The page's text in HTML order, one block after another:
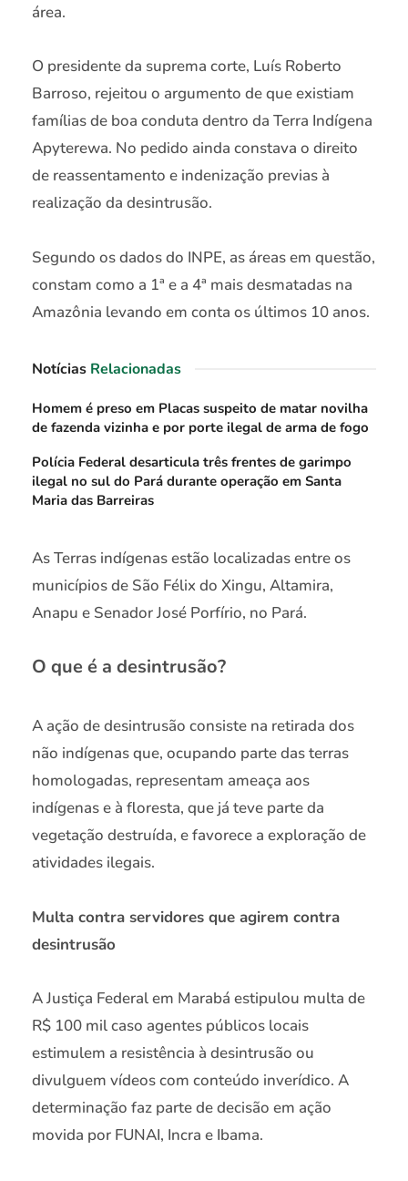
área.
O presidente da suprema corte, Luís Roberto
Barroso, rejeitou o argumento de que existiam
famílias de boa conduta dentro da Terra Indígena
Apyterewa. No pedido ainda constava o direito
de reassentamento e indenização previas à
realização da desintrusão.
Segundo os dados do INPE, as áreas em questão,
constam como a 1ª e a 4ª mais desmatadas na
Amazônia levando em conta os últimos 10 anos.
Notícias Relacionadas
Homem é preso em Placas suspeito de matar novilha
de fazenda vizinha e por porte ilegal de arma de fogo
Polícia Federal desarticula três frentes de garimpo
ilegal no sul do Pará durante operação em Santa
Maria das Barreiras
As Terras indígenas estão localizadas entre os
municípios de São Félix do Xingu, Altamira,
Anapu e Senador José Porfírio, no Pará.
O que é a desintrusão?
A ação de desintrusão consiste na retirada dos
não indígenas que, ocupando parte das terras
homologadas, representam ameaça aos
indígenas e à floresta, que já teve parte da
vegetação destruída, e favorece a exploração de
atividades ilegais.
Multa contra servidores que agirem contra
desintrusão
A Justiça Federal em Marabá estipulou multa de
R$ 100 mil caso agentes públicos locais
estimulem a resistência à desintrusão ou
divulguem vídeos com conteúdo inverídico. A
determinação faz parte de decisão em ação
movida por FUNAI, Incra e Ibama.